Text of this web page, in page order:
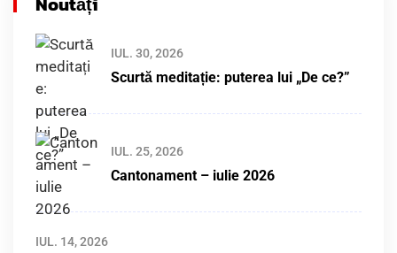
IUL. 30, 2026
Scurtă meditație: puterea lui „De ce?”
IUL. 25, 2026
Cantonament – iulie 2026
IUL. 14, 2026